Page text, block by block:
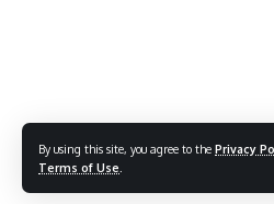
By using this site, you agree to the Privacy
Terms of Use